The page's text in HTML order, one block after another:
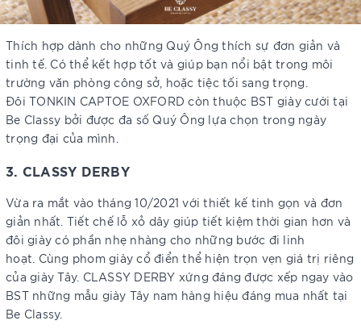
Thích hợp dành cho những Quý Ông thích sự đơn giản và
tinh tế. Có thể kết hợp tốt và giúp bạn nổi bật trong môi
trường văn phòng công sở, hoặc tiệc tối sang trọng.
Đôi TONKIN CAPTOE OXFORD còn thuộc BST giày cưới tại
Be Classy bởi được đa số Quý Ông lựa chọn trong ngày
trọng đại của mình.
3. CLASSY DERBY
Vừa ra mắt vào tháng 10/2021 với thiết kế tinh gọn và đơn
giản nhất. Tiết chế lỗ xỏ dây giúp tiết kiệm thời gian hơn và
đôi giày có phần nhẹ nhàng cho những bước đi linh
hoạt. Cùng phom giày cổ điển thể hiện trọn vẹn giá trị riêng
của giày Tây. CLASSY DERBY xứng đáng được xếp ngay vào
BST những mẫu giày Tây nam hàng hiệu đáng mua nhất tại
Be Classy.